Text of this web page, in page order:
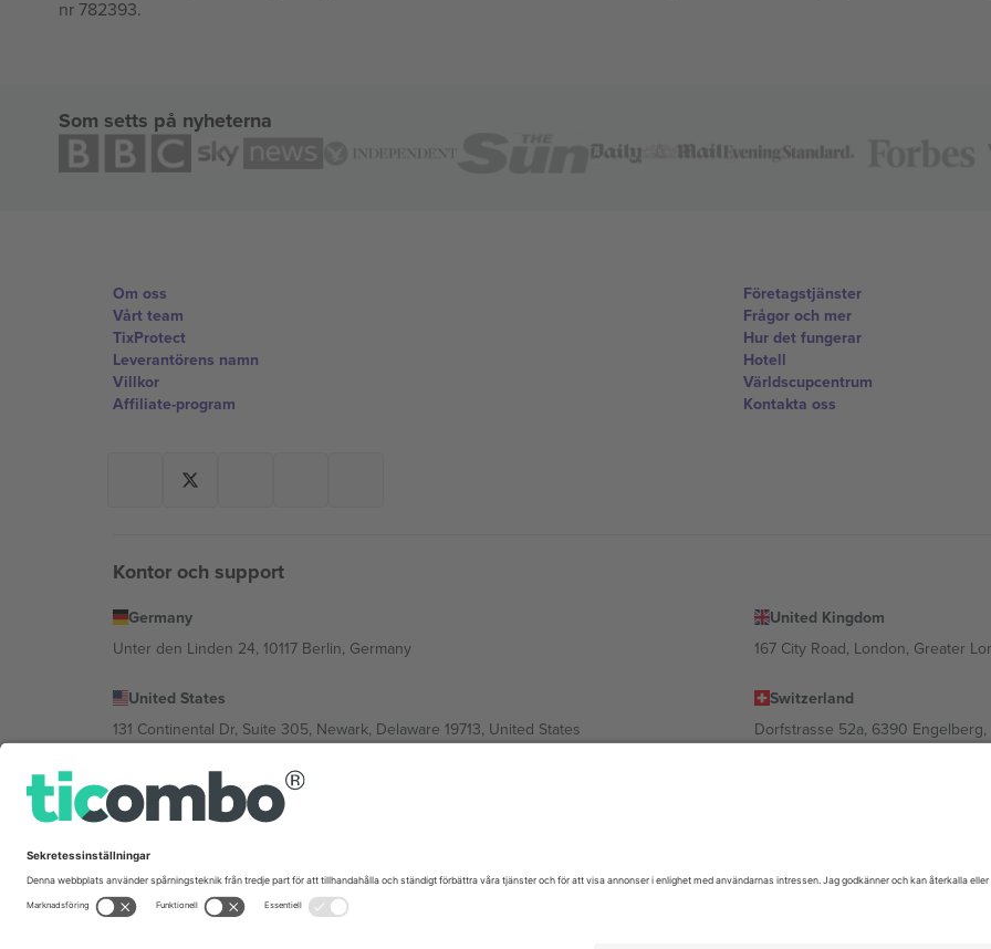
nr 782393.
Som setts på nyheterna
Om oss
Vårt team
TixProtect
Leverantörens namn
Villkor
Affiliate-program
Företagstjänster
Frågor och mer
Hur det fungerar
Hotell
Världscupcentrum
Kontakta oss
Kontor och support
Germany
Unter den Linden 24, 10117 Berlin, Germany
United Kingdom
167 City Road, London, Greater
United States
131 Continental Dr, Suite 305, Newark, Delaware 19713, United States
Switzerland
Dorfstrasse 52a, 6390
Bulgaria
Regus Sofia City West, bul Totleben 53-55, 1606 Sofia, Bulgaria
Mexico
Av Chapultepec 360, Roma Norte, Cuauhtémoc, 06700 Ciudad de México, CDMX, Mexico